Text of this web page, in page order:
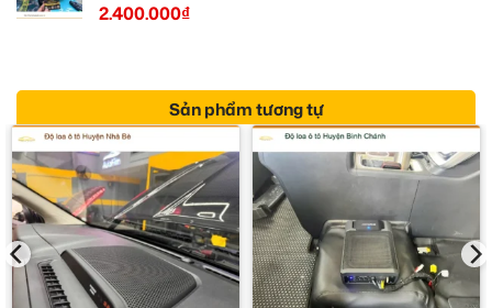
2.400.000₫
Sản phẩm tương tự